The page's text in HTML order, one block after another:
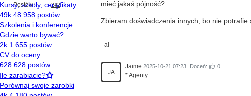
Postów: 242
mieć jakaś pójność?
Zbieram doświadczenia innych, bo nie potrafie
ai
JA
Jaime 2025-10-21 07:23 Doceń: 0
* Agenty